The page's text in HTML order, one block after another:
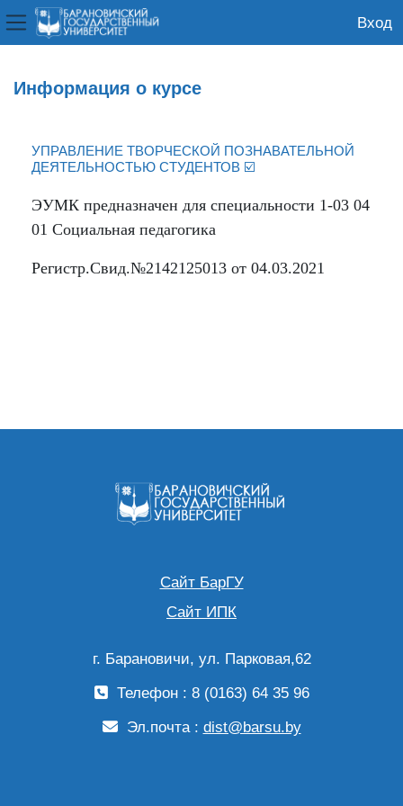
Боковая панель
Вход
Информация о курсе
УПРАВЛЕНИЕ ТВОРЧЕСКОЙ ПОЗНАВАТЕЛЬНОЙ
ДЕЯТЕЛЬНОСТЬЮ СТУДЕНТОВ ☑️
ЭУМК предназначен для специальности 1-03 04
01 Социальная педагогика
Регистр.Свид.№2142125013 от 04.03.2021
Сайт БарГУ
Сайт ИПК
г. Барановичи, ул. Парковая,62
Телефон : 8 (0163) 64 35 96
Эл.почта : dist@barsu.by